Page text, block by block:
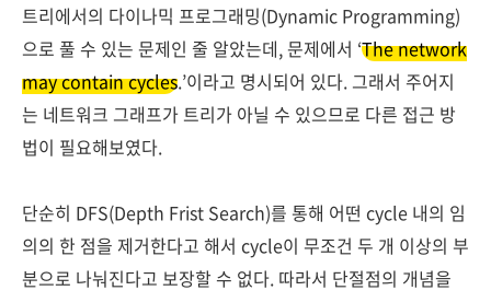
트리에서의 다이나믹 프로그래밍(Dynamic Programming)
으로 풀 수 있는 문제인 줄 알았는데, 문제에서 ‘The network
may contain cycles.’이라고 명시되어 있다. 그래서 주어지
는 네트워크 그래프가 트리가 아닐 수 있으므로 다른 접근 방
법이 필요해보였다.
단순히 DFS(Depth Frist Search)를 통해 어떤 cycle 내의 임
의의 한 점을 제거한다고 해서 cycle이 무조건 두 개 이상의 부
분으로 나눠진다고 보장할 수 없다. 따라서 단절점의 개념을